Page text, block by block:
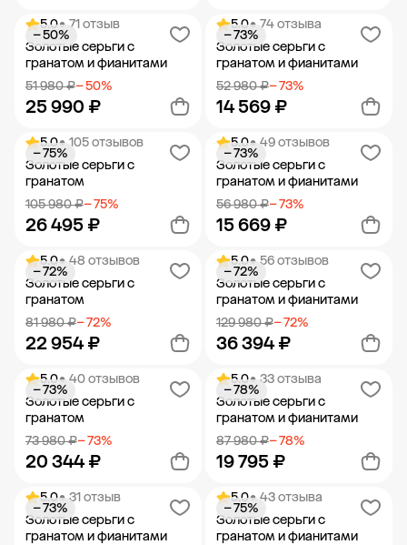
Добавить в корзину Добавить в корзину
5.0• 71 отзыв
Золотые серьги с
гранатом и фианитами
51 980 ₽− 50%
25 990 ₽
− 50%
Добавить в корзину
5.0• 74 отзыва
Золотые серьги с
гранатом и фианитами
52 980 ₽− 73%
14 569 ₽
− 73%
Добавить в корзину
5.0• 105 отзывов
Золотые серьги с
гранатом
105 980 ₽− 75%
26 495 ₽
− 75%
Добавить в корзину
5.0• 49 отзывов
Золотые серьги с
гранатом и фианитами
56 980 ₽− 73%
15 669 ₽
− 73%
Добавить в корзину
5.0• 48 отзывов
Золотые серьги с
гранатом
81 980 ₽− 72%
22 954 ₽
− 72%
Добавить в корзину
5.0• 56 отзывов
Золотые серьги с
гранатом и фианитами
129 980 ₽− 72%
36 394 ₽
− 72%
Добавить в корзину
5.0• 40 отзывов
Золотые серьги с
гранатом
73 980 ₽− 73%
20 344 ₽
− 73%
Добавить в корзину
5.0• 33 отзыва
Золотые серьги с
гранатом и фианитами
87 980 ₽− 78%
19 795 ₽
− 78%
Добавить в корзину
5.0• 31 отзыв
Золотые серьги с
гранатом и фианитами
− 73%
5.0• 43 отзыва
Золотые серьги с
гранатом и фианитами
− 75%